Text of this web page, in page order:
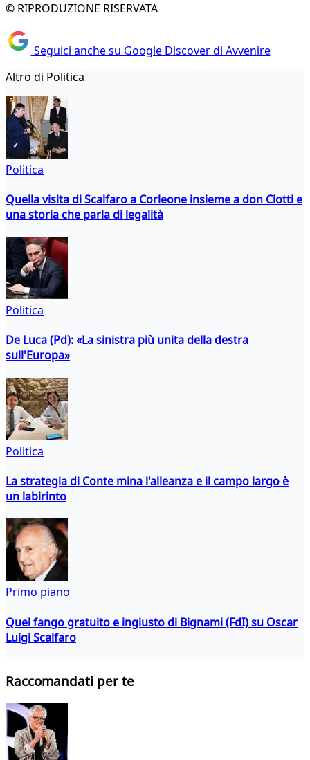
© RIPRODUZIONE RISERVATA
Seguici anche su Google Discover di Avvenire
Altro di Politica
Politica
Quella visita di Scalfaro a Corleone insieme a don Ciotti e
una storia che parla di legalità
Politica
De Luca (Pd): «La sinistra più unita della destra
sull'Europa»
Politica
La strategia di Conte mina l'alleanza e il campo largo è
un labirinto
Primo piano
Quel fango gratuito e ingiusto di Bignami (FdI) su Oscar
Luigi Scalfaro
Raccomandati per te